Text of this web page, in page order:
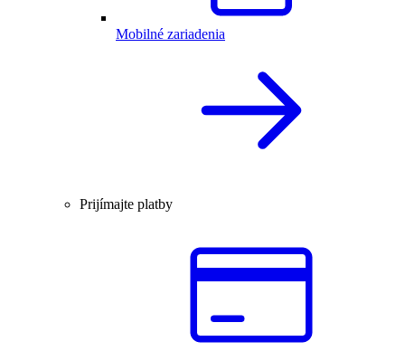
Mobilné zariadenia
Prijímajte platby